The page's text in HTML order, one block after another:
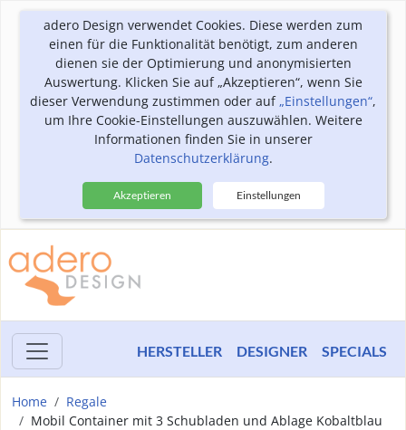
adero Design verwendet Cookies. Diese werden zum
einen für die Funktionalität benötigt, zum anderen
dienen sie der Optimierung und anonymisierten
Auswertung. Klicken Sie auf „Akzeptieren“, wenn Sie
dieser Verwendung zustimmen oder auf„Einstellungen“,
um Ihre Cookie-Einstellungen auszuwählen. Weitere
Informationen finden Sie in unserer
Datenschutzerklärung.
Akzeptieren Einstellungen
HERSTELLER DESIGNER SPECIALS
Home
Regale
Mobil Container mit 3 Schubladen und Ablage Kobaltblau